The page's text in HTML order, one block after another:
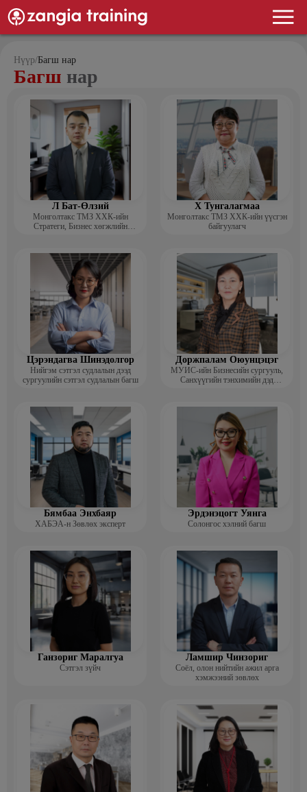
Нүүр/Багш нар
Багш нар
Л Бат-Өлзий
Монголтакс ТМЗ ХХК-ийн
Стратеги, Бизнес хөгжлийн
Х Тунгалагмаа
Монголтакс ТМЗ ХХК-ийн үүсгэн
байгуулагч
Цэрэндагва Шинэдолгор
Нийгэм сэтгэл судлалын дээд
сургуулийн сэтгэл судлалын багш
Доржпалам Оюунцэцэг
МУИС-ийн Бизнесийн сургууль,
Санхүүгийн тэнхимийн дэд
Бямбаа Энхбаяр
ХАБЭА-н Зөвлөх эксперт
Эрдэнэцогт Уянга
Солонгос хэлний багш
Ганзориг Маралгуа
Сэтгэл зүйч
Ламшир Чинзориг
Соёл, олон нийтийн ажил арга
хэмжээний зөвлөх